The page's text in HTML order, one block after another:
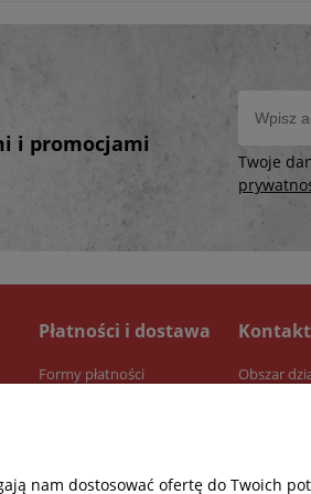
i promocjami
Twoje
Płatności i dostawa
Formy płatności
Kontakt
Obszar
nam dostosować ofertę do Twoich